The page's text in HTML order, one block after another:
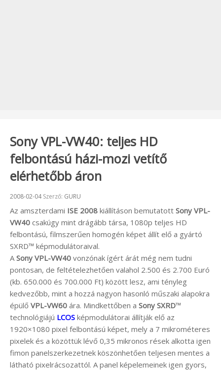
Sony VPL-VW40: teljes HD
felbontású házi-mozi vetítő
elérhetőbb áron
Beküldve:
2008-02-04Szerző: GURU
Az amszterdami ISE 2008 kiállításon bemutatott Sony VPL-
VW40 csakúgy mint drágább társa, 1080p teljes HD
felbontású, filmszerűen homogén képet állít elő a gyártó
SXRD™ képmodulátoraival.
A Sony VPL-VW40 vonzónak ígért árát még nem tudni
pontosan, de feltételezhetően valahol 2.500 és 2.700 Euró
(kb. 650.000 és 700.000 Ft) között lesz, ami tényleg
kedvezőbb, mint a hozzá nagyon hasonló műszaki alapokra
épülő VPL-VW60 ára. Mindkettőben a Sony SXRD™
technológiájú LCOS képmodulátorai állítják elő az
1920×1080 pixel felbontású képet, mely a 7 mikrométeres
pixelek és a közöttük lévő 0,35 mikronos rések alkotta igen
fimon panelszerkezetnek köszönhetően teljesen mentes a
látható pixelrácsozattól. A panel képelemeinek igen gyors,